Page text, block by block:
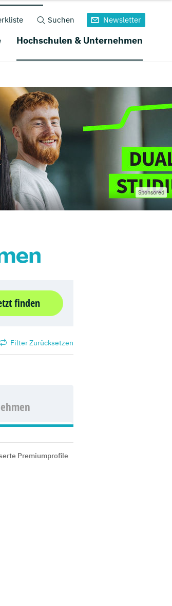
Suchen Newsletter
Hochschulen & Unternehmen
Sponsored
finden
Filter Zurücksetzen
Premiumprofile